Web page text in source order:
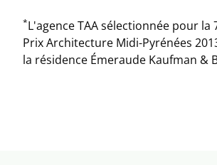
*L'agence TAA sélectionnée pour la
Prix Architecture Midi-Pyrénées
la résidence Émeraude Kaufman &